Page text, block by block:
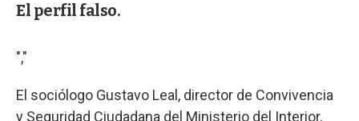
El perfil falso.
","
El sociólogo Gustavo Leal, director de Convivencia
y Seguridad Ciudadana del Ministerio del Interior,